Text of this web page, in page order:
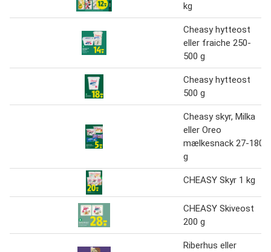
kg
Cheasy hytteost
eller fraiche 250-
500 g
Cheasy hytteost
500 g
Cheasy skyr, Milka
eller Oreo
mælkesnack 27-180
g
CHEASY Skyr 1 kg
CHEASY Skiveost
200 g
Riberhus eller